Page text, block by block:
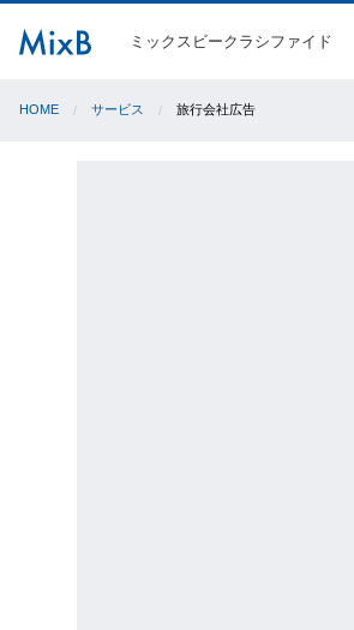
ミックスビークラシファイド
HOME サービス 旅行会社広告